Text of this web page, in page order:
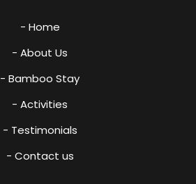
- Home
- About Us
- Bamboo Stay
- Activities
- Testimonials
- Contact us